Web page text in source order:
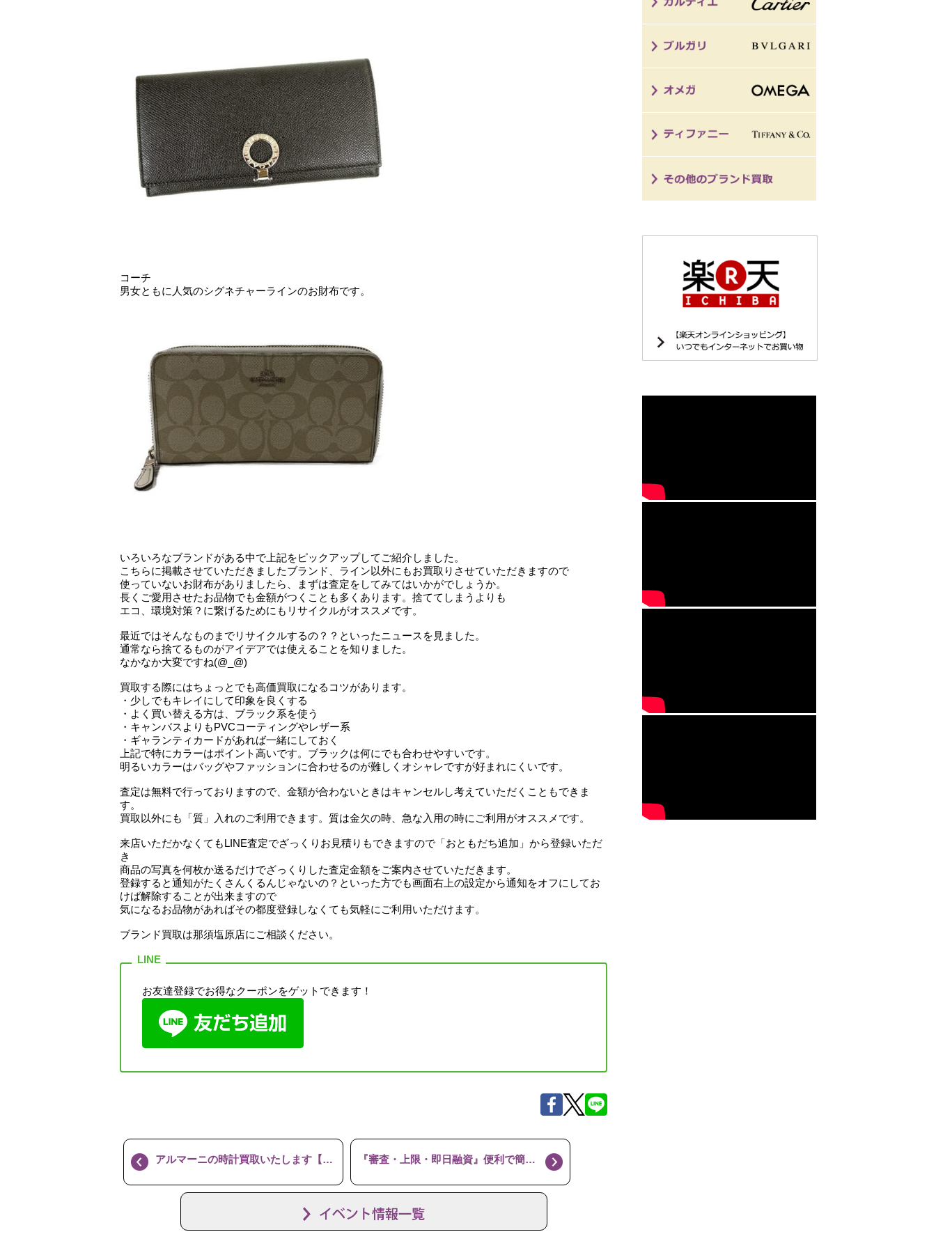
コーチ
男女ともに人気のシグネチャーラインのお財布です。
いろいろなブランドがある中で上記をピックアップしてご紹介しました。
こちらに掲載させていただきましたブランド、ライン以外にもお買取りさせていただきますので
使っていないお財布がありましたら、まずは査定をしてみてはいかがでしょうか。
長くご愛用させたお品物でも金額がつくことも多くあります。捨ててしまうよりも
エコ、環境対策？に繋げるためにもリサイクルがオススメです。
最近ではそんなものまでリサイクルするの？？といったニュースを見ました。
通常なら捨てるものがアイデアでは使えることを知りました。
なかなか大変ですね(@_@)
買取する際にはちょっとでも高価買取になるコツがあります。
・少しでもキレイにして印象を良くする
・よく買い替える方は、ブラック系を使う
・キャンバスよりもPVCコーティングやレザー系
・ギャランティカードがあれば一緒にしておく
上記で特にカラーはポイント高いです。ブラックは何にでも合わせやすいです。
明るいカラーはバッグやファッションに合わせるのが難しくオシャレですが好まれにくいです。
査定は無料で行っておりますので、金額が合わないときはキャンセルし考えていただくこともできま
す。
買取以外にも「質」入れのご利用できます。質は金欠の時、急な入用の時にご利用がオススメです。
来店いただかなくてもLINE査定でざっくりお見積りもできますので「おともだち追加」から登録いただ
き
商品の写真を何枚か送るだけでざっくりした査定金額をご案内させていただきます。
登録すると通知がたくさんくるんじゃないの？といった方でも画面右上の設定から通知をオフにしてお
けば解除することが出来ますので
気になるお品物があればその都度登録しなくても気軽にご利用いただけます。
ブランド買取は那須塩原店にご相談ください。
お友達登録でお得なクーポンをゲットできます！
アルマーニの時計買取いたします【かんてい局那須塩原店2021年1月】 『審査・上限・即日融資』便利で簡単な質預かり！【かんてい局 那須塩原店2021年2月】